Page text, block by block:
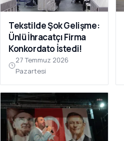
Tekstilde Şok Gelişme:
Ünlü İhracatçı Firma
Konkordato İstedi!
27 Temmuz 2026
Pazartesi